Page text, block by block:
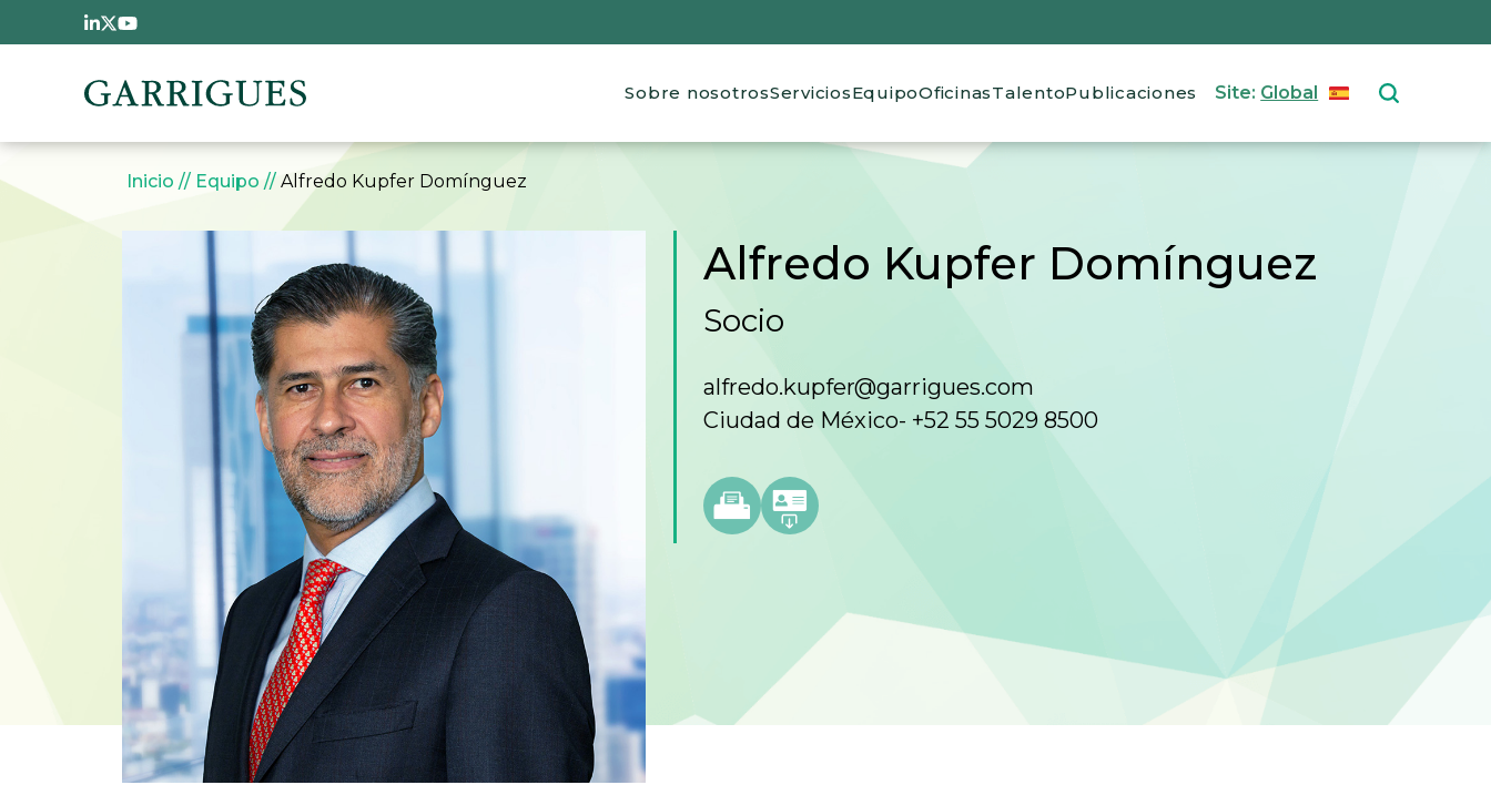
Pasar al contenido principal
Main navigation
Sobre nosotrosServiciosEquipoOficinasTalentoPublicaciones Site: GlobalSelect your
Sobrescribir enlaces de ayuda a la navegación
Inicio Equipo Alfredo Kupfer Domínguez
Alfredo Kupfer Domínguez
Socio
alfredo.kupfer@garrigues.com
Ciudad de México- +52 55 5029 8500